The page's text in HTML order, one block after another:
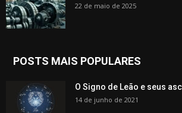
22 de maio de 2025
POSTS MAIS POPULARES
O Signo de Leão e seus
14 de junho de 2021